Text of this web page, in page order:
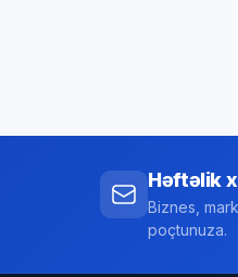
Həftəlik
Biznes,
poçtunuza.